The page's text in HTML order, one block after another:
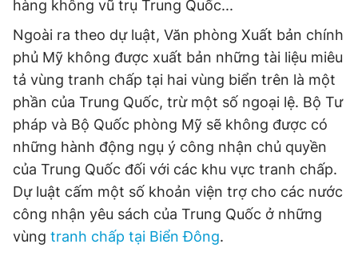
hàng không vũ trụ Trung Quốc...
Ngoài ra theo dự luật, Văn phòng Xuất bản chính
phủ Mỹ không được xuất bản những tài liệu miêu
tả vùng tranh chấp tại hai vùng biển trên là một
phần của Trung Quốc, trừ một số ngoại lệ. Bộ Tư
pháp và Bộ Quốc phòng Mỹ sẽ không được có
những hành động ngụ ý công nhận chủ quyền
của Trung Quốc đối với các khu vực tranh chấp.
Dự luật cấm một số khoản viện trợ cho các nước
công nhận yêu sách của Trung Quốc ở những
vùng tranh chấp tại Biển Đông.